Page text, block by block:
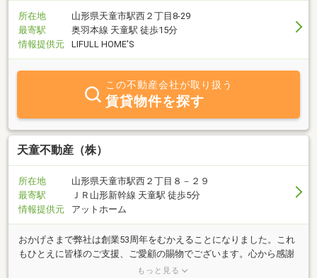
所在地
山形県天童市駅西２丁目8-29
最寄駅
奥羽本線 天童駅 徒歩15分
情報提供元
LIFULL HOME'S
この不動産会社が取り扱う
賃貸物件を探す
天童不動産（株）
所在地
山形県天童市駅西２丁目８－２９
最寄駅
ＪＲ山形新幹線 天童駅 徒歩5分
情報提供元
アットホーム
おかげさまで弊社は創業53周年をむかえることになりました。これ
もひとえに皆様のご支援、ご愛顧の賜物でございます。心から感謝
を申し上げます。これからも引き続き変わらぬご愛顧とご支援よろ
もっと見る